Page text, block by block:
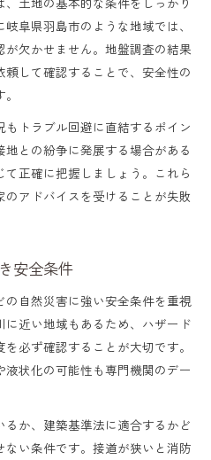
阜県羽島市のような地域では、
欠かせません。地盤調査の結果
して確認することで、安全性の
トラブル回避に直結するポイン
地との紛争に発展する場合がある
正確に把握しましょう。これら
アドバイスを受けることが失敗
安全条件
自然災害に強い安全条件を重視
に近い地域もあるため、ハザード
必ず確認することが大切です。
状化の可能性も専門機関のデー
か、建築基準法に適合するかど
ない条件です。接道が狭いと消防